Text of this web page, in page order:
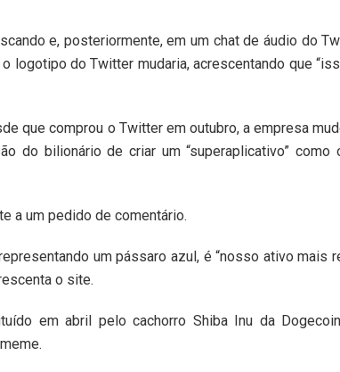
e, posteriormente, em um chat de áudio do
logotipo do Twitter mudaria, acrescentando que
que comprou o Twitter em outubro, a empresa
do bilionário de criar um “superaplicativo” como
a um pedido de comentário.
um pássaro azul, é “nosso ativo mais
o site.
em abril pelo cachorro Shiba Inu da